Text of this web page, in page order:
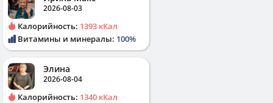
2026-08-03
Калорийность: 1393 кКал
Витамины и минералы: 100%
Элина
2026-08-04
Калорийность: 1340 кКал